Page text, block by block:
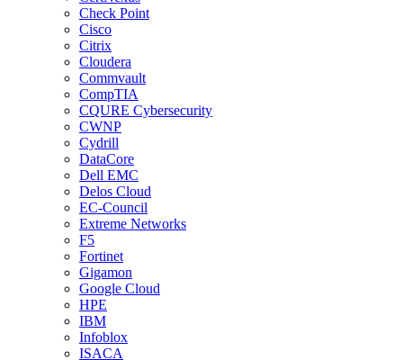
Check Point
Cisco
Citrix
Cloudera
Commvault
CompTIA
CQURE Cybersecurity
CWNP
Cydrill
DataCore
Dell EMC
Delos Cloud
EC-Council
Extreme Networks
F5
Fortinet
Gigamon
Google Cloud
HPE
IBM
Infoblox
ISACA